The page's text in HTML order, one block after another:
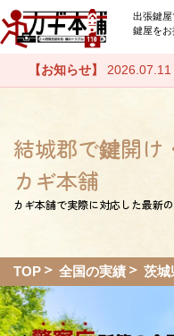
出張鍵屋
鍵屋をお
【お知らせ】
結城郡で鍵開け
カギ本舗
カギ本舗で実際に対応した最新
TOP 全国の実績 茨城